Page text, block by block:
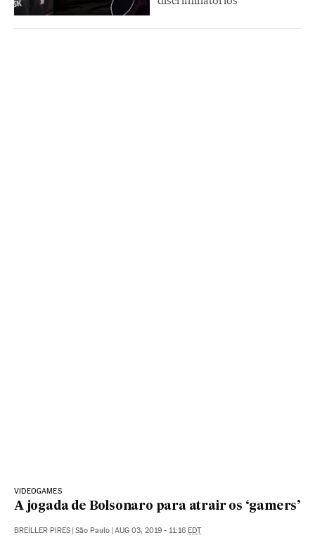
VIDEOGAMES
A jogada de Bolsonaro para atrair os ‘gamers’
BREILLER PIRES São Paulo AUG 03, 2019 - 11:16 EDT